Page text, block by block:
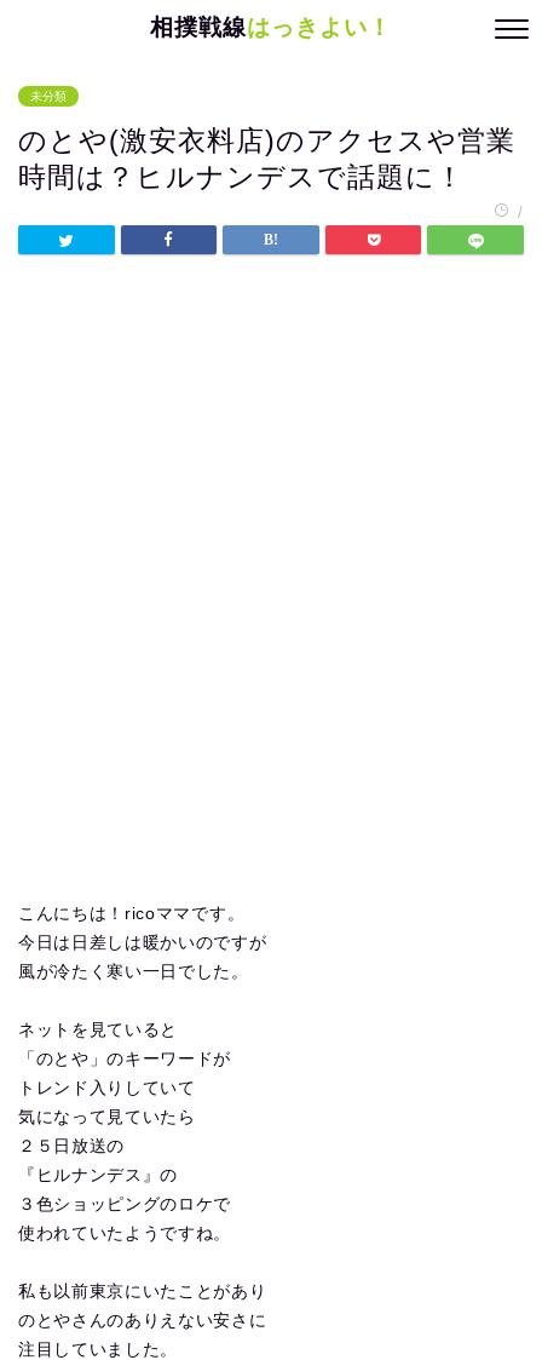
相撲戦線はっきよい！
未分類
のとや(激安衣料店)のアクセスや営業
時間は？ヒルナンデスで話題に！
/
こんにちは！ricoママです。
今日は日差しは暖かいのですが
風が冷たく寒い一日でした。
ネットを見ていると
「のとや」のキーワードが
トレンド入りしていて
気になって見ていたら
２５日放送の
『ヒルナンデス』の
３色ショッピングのロケで
使われていたようですね。
私も以前東京にいたことがあり
のとやさんのありえない安さに
注目していました。